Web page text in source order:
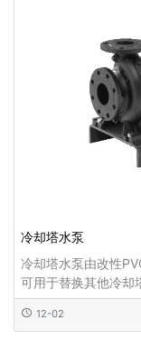
冷却塔水泵
冷却塔水泵由改性
可用于替换其他冷却
的交付...
12-02